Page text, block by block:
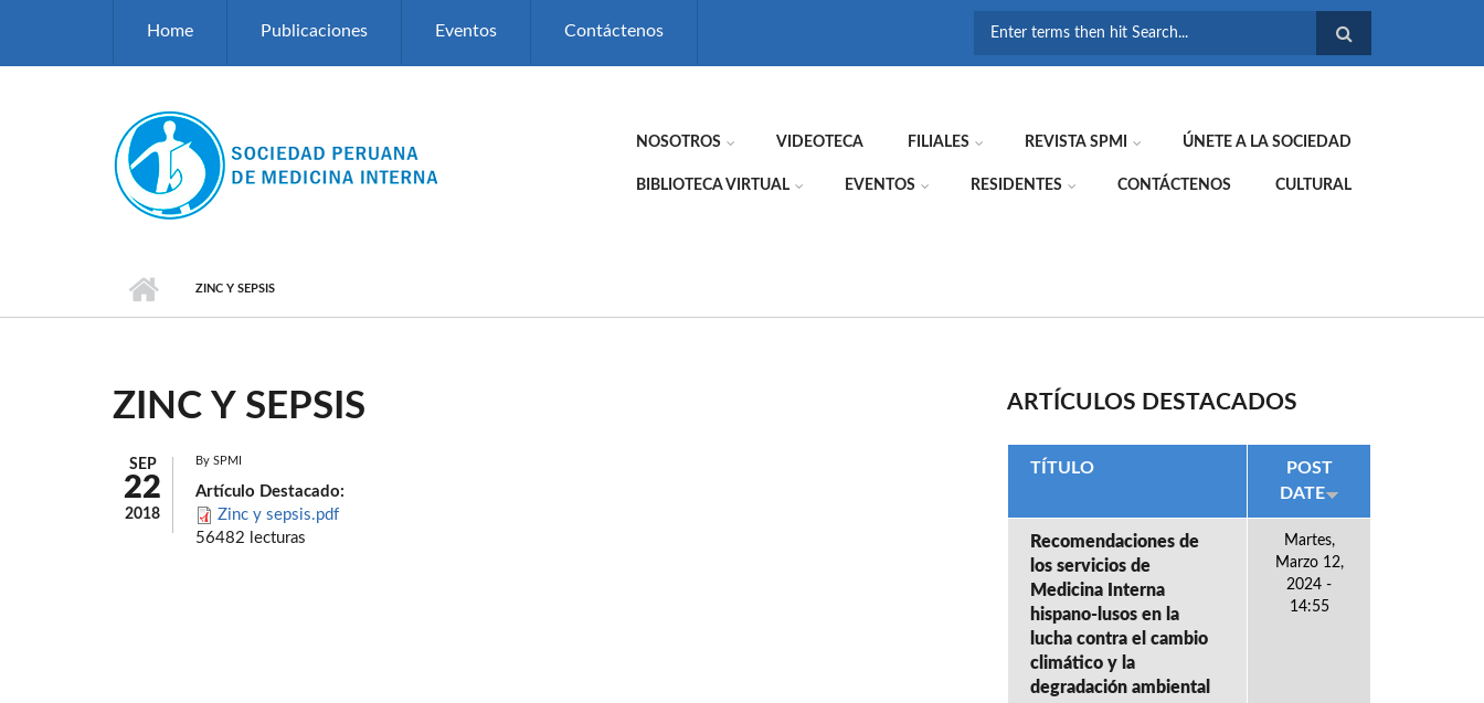
Home Publicaciones Eventos Contáctenos
NOSOTROS VIDEOTECA FILIALES REVISTA SPMI ÚNETE A LA SOCIEDAD
BIBLIOTECA VIRTUAL EVENTOS RESIDENTES CONTÁCTENOS CULTURAL
ZINC Y SEPSIS
ZINC Y SEPSIS
SEP
22
2018
By SPMI
Artículo Destacado:
Zinc y sepsis.pdf
56482 lecturas
ARTÍCULOS DESTACADOS
TÍTULO
POST
DATE
Recomendaciones de
los servicios de
Medicina Interna
hispano-lusos en la
lucha contra el cambio
climático y la
degradación ambiental
Martes,
Marzo 12,
2024 -
14:55